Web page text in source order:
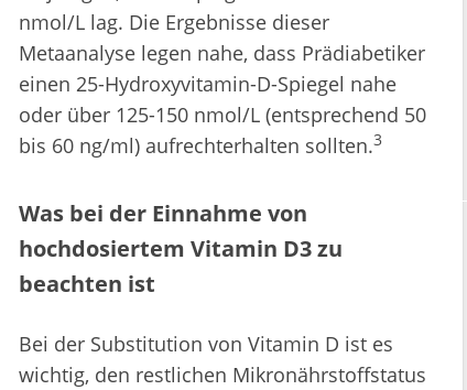
nmol/L lag. Die Ergebnisse dieser
Metaanalyse legen nahe, dass Prädiabetiker
einen 25-Hydroxyvitamin-D-Spiegel nahe
oder über 125-150 nmol/L (entsprechend 50
bis 60 ng/ml) aufrechterhalten sollten.3
Was bei der Einnahme von
hochdosiertem Vitamin D3 zu
beachten ist
Bei der Substitution von Vitamin D ist es
wichtig, den restlichen Mikronährstoffstatus